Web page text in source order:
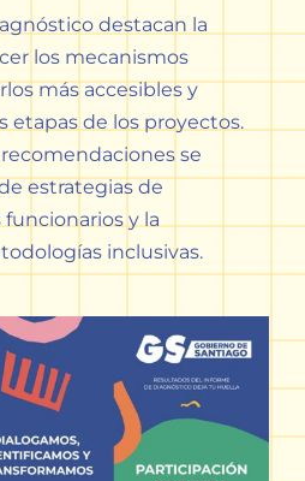
destacan la
los mecanismos
más accesibles y
etapas de los proyectos.
se
estrategias de
funcionarios y la
inclusivas.